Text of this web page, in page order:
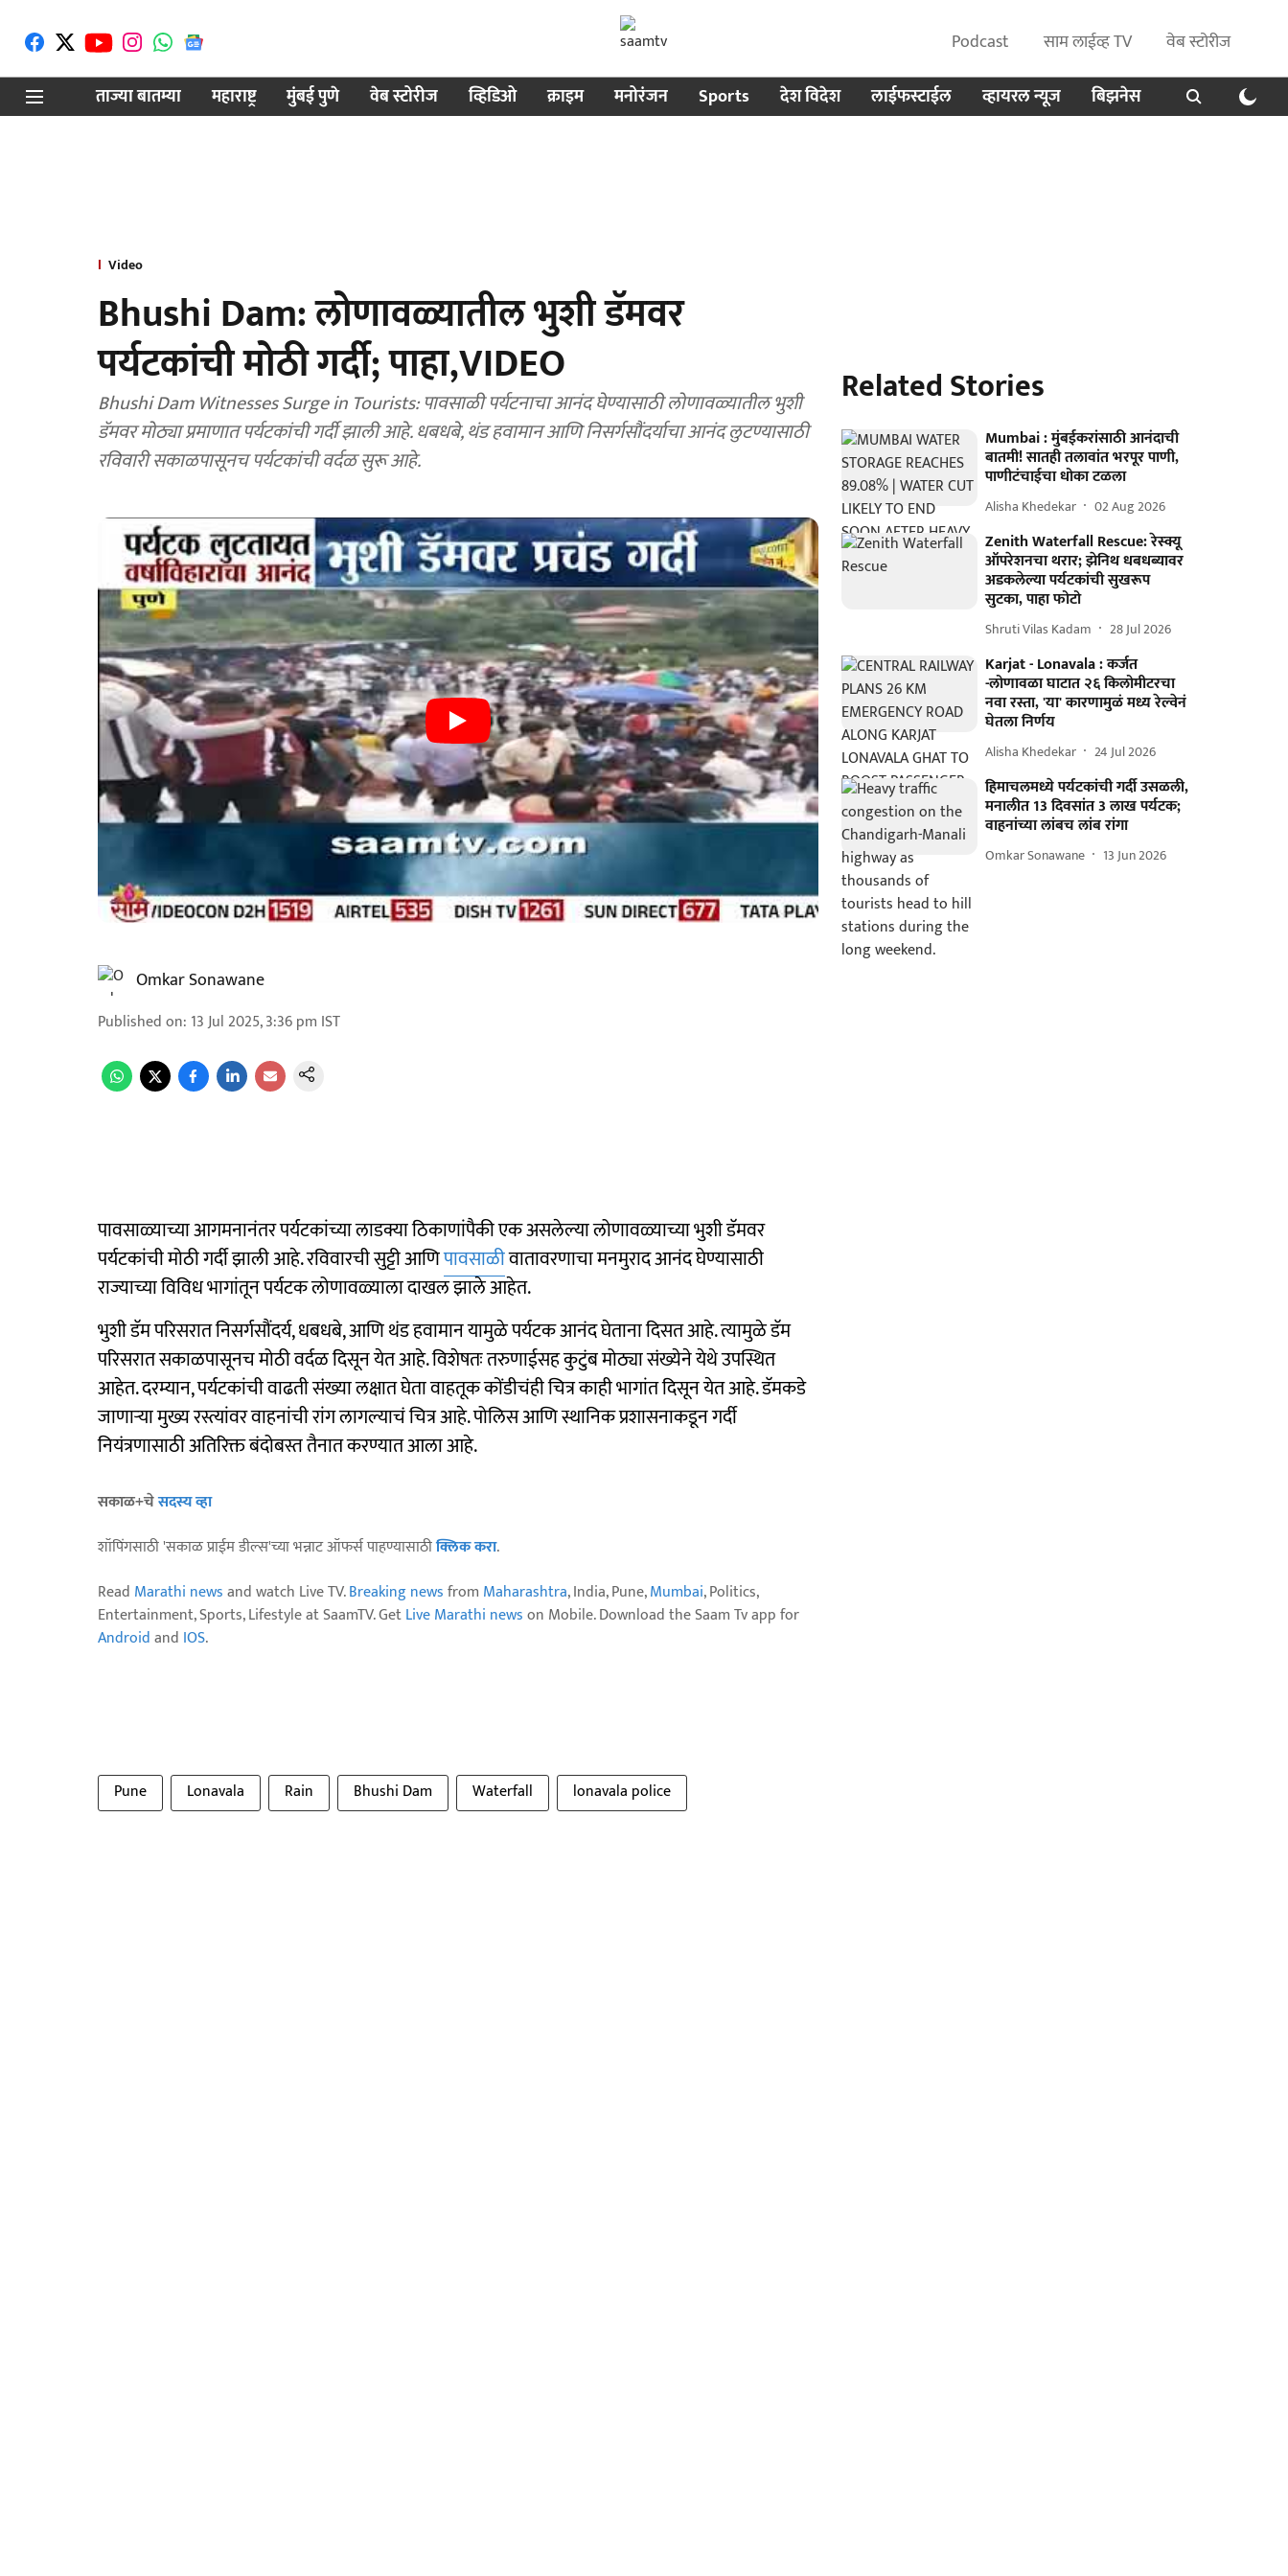
Podcast साम लाईव्ह TV
वेब स्टोरीज
ताज्या बातम्या
महाराष्ट्र मुंबई पुणे वेब स्टोरीज व्हिडिओ क्राइम मनोरंजन Sports देश विदेश लाईफस्टाईल व्हायरल न्यूज बिझनेस
Video
Bhushi Dam: लोणावळ्यातील भुशी डॅमवर
पर्यटकांची मोठी गर्दी; पाहा,VIDEO
Bhushi Dam Witnesses Surge in Tourists: पावसाळी पर्यटनाचा आनंद घेण्यासाठी लोणावळ्यातील भुशी
डॅमवर मोठ्या प्रमाणात पर्यटकांची गर्दी झाली आहे. धबधबे, थंड हवामान आणि निसर्गसौंदर्याचा आनंद लुटण्यासाठी
रविवारी सकाळपासूनच पर्यटकांची वर्दळ सुरू आहे.
Omkar Sonawane
Published on: 13 Jul 2025, 3:36 pm IST
पावसाळ्याच्या आगमनानंतर पर्यटकांच्या लाडक्या ठिकाणांपैकी एक असलेल्या लोणावळ्याच्या भुशी डॅमवर
पर्यटकांची मोठी गर्दी झाली आहे. रविवारची सुट्टी आणिपावसाळीवातावरणाचा मनमुराद आनंद घेण्यासाठी
राज्याच्या विविध भागांतून पर्यटक लोणावळ्याला दाखल झाले आहेत.
भुशी डॅम परिसरात निसर्गसौंदर्य, धबधबे, आणि थंड हवामान यामुळे पर्यटक आनंद घेताना दिसत आहे. त्यामुळे डॅम
परिसरात सकाळपासूनच मोठी वर्दळ दिसून येत आहे. विशेषतः तरुणाईसह कुटुंब मोठ्या संख्येने येथे उपस्थित
आहेत. दरम्यान, पर्यटकांची वाढती संख्या लक्षात घेता वाहतूक कोंडीचंही चित्र काही भागांत दिसून येत आहे. डॅमकडे
जाणाऱ्या मुख्य रस्त्यांवर वाहनांची रांग लागल्याचं चित्र आहे. पोलिस आणि स्थानिक प्रशासनाकडून गर्दी
नियंत्रणासाठी अतिरिक्त बंदोबस्त तैनात करण्यात आला आहे.
सकाळ+चेसदस्य व्हा
शॉपिंगसाठी 'सकाळ प्राईम डील्स'च्या भन्नाट ऑफर्स पाहण्यासाठीक्लिक करा.
Read Marathi newsand watch Live TV.Breaking newsfrom Maharashtra, India, Pune,Mumbai, Politics,
Entertainment, Sports, Lifestyle at SaamTV. GetLive Marathi newson Mobile. Download the Saam Tv app for
Androidand IOS.
Pune Lonavala Rain Bhushi Dam Waterfall lonavala police
Related Stories
Mumbai : मुंबईकरांसाठी आनंदाची
बातमी! सातही तलावांत भरपूर पाणी,
पाणीटंचाईचा धोका टळला
Alisha Khedekar 02 Aug 2026
Zenith Waterfall Rescue: रेस्क्यू
ऑपरेशनचा थरार; झेनिथ धबधब्यावर
अडकलेल्या पर्यटकांची सुखरूप
सुटका, पाहा फोटो
Shruti Vilas Kadam 28 Jul 2026
Karjat - Lonavala : कर्जत
-लोणावळा घाटात २६ किलोमीटरचा
नवा रस्ता, 'या' कारणामुळं मध्य रेल्वेनं
घेतला निर्णय
Alisha Khedekar 24 Jul 2026
हिमाचलमध्ये पर्यटकांची गर्दी उसळली,
मनालीत 13 दिवसांत 3 लाख पर्यटक;
वाहनांच्या लांबच लांब रांगा
Omkar Sonawane 13 Jun 2026